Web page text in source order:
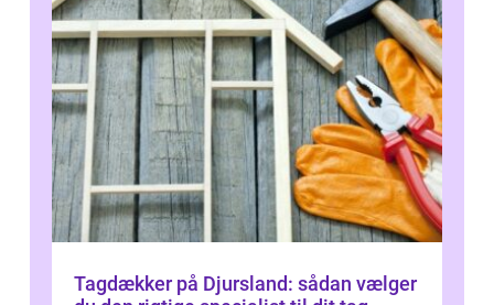
Tagdækker på Djursland: sådan vælger